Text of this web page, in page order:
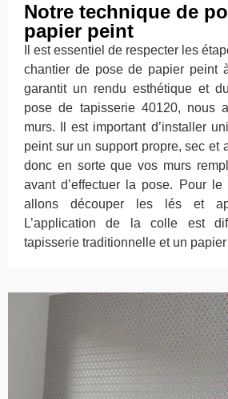
Notre technique de
papier peint
Il est essentiel de respecter les
chantier de pose de papier peint
garantit un rendu esthétique et
pose de tapisserie 40120, nous
murs. Il est important d’installer
peint sur un support propre, sec et
donc en sorte que vos murs
avant d’effectuer la pose. Pour
allons découper les lés et
L’application de la colle est
tapisserie traditionnelle et un